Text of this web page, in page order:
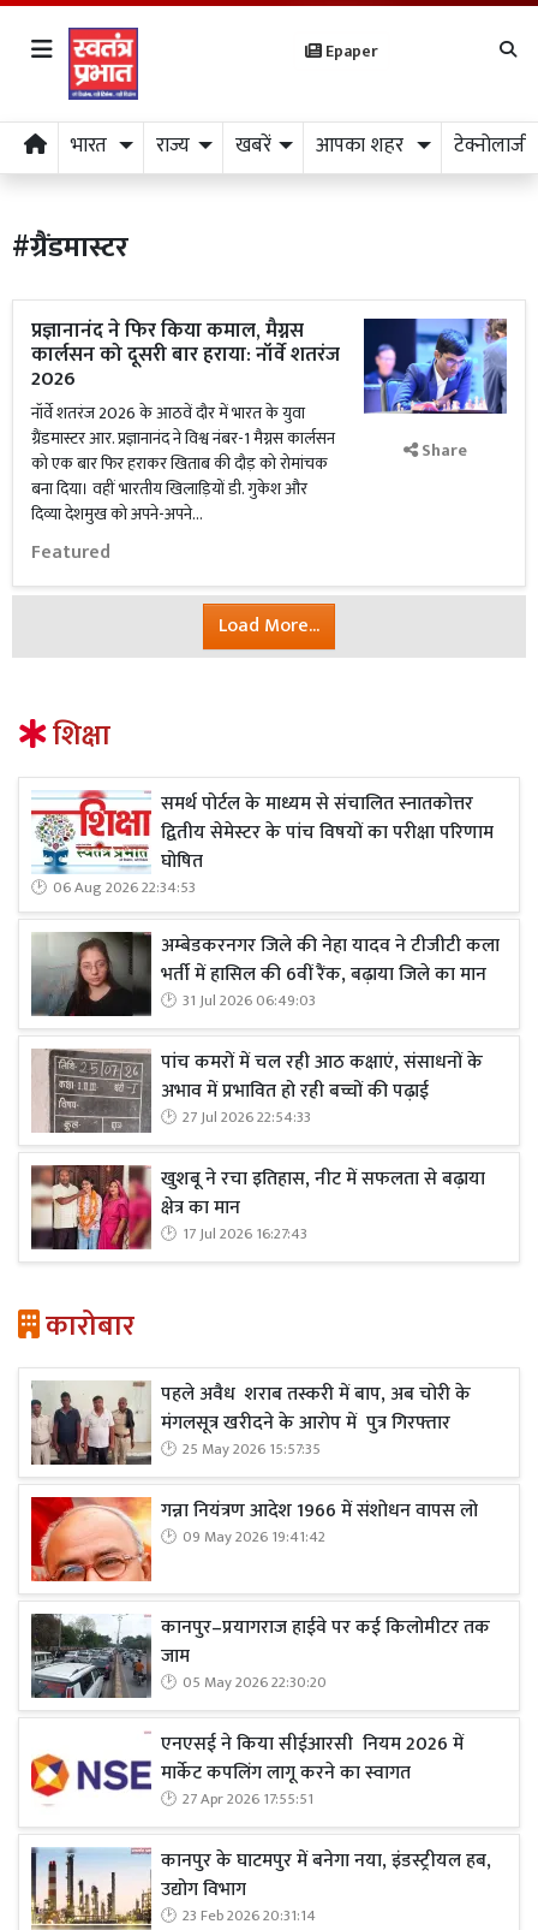
Epaper
भारत राज्य खबरें आपका शहर टेक्नोलाजी
#ग्रैंडमास्टर
प्रज्ञानानंद ने फिर किया कमाल, मैग्नस
कार्लसन को दूसरी बार हराया: नॉर्वे शतरंज
2026
नॉर्वे शतरंज 2026 के आठवें दौर में भारत के युवा
ग्रैंडमास्टर आर. प्रज्ञानानंद ने विश्व नंबर-1 मैग्नस कार्लसन
को एक बार फिर हराकर खिताब की दौड़ को रोमांचक
बना दिया। वहीं भारतीय खिलाड़ियों डी. गुकेश और
दिव्या देशमुख को अपने-अपने...
Featured
Share
Load More...
शिक्षा
समर्थ पोर्टल के माध्यम से संचालित स्नातकोत्तर
द्वितीय सेमेस्टर के पांच विषयों का परीक्षा परिणाम
घोषित
06 Aug 2026 22:34:53
अम्बेडकरनगर जिले की नेहा यादव ने टीजीटी कला
भर्ती में हासिल की 6वीं रैंक, बढ़ाया जिले का मान
31 Jul 2026 06:49:03
पांच कमरों में चल रही आठ कक्षाएं, संसाधनों के
अभाव में प्रभावित हो रही बच्चों की पढ़ाई
27 Jul 2026 22:54:33
खुशबू ने रचा इतिहास, नीट में सफलता से बढ़ाया
क्षेत्र का मान
17 Jul 2026 16:27:43
कारोबार
पहले अवैध शराब तस्करी में बाप, अब चोरी के
मंगलसूत्र खरीदने के आरोप में पुत्र गिरफ्तार
25 May 2026 15:57:35
गन्ना नियंत्रण आदेश 1966 में संशोधन वापस लो
09 May 2026 19:41:42
कानपुर–प्रयागराज हाईवे पर कई किलोमीटर तक
जाम
05 May 2026 22:30:20
एनएसई ने किया सीईआरसी नियम 2026 में
मार्केट कपलिंग लागू करने का स्वागत
27 Apr 2026 17:55:51
कानपुर के घाटमपुर में बनेगा नया, इंडस्ट्रीयल हब,
उद्योग विभाग
23 Feb 2026 20:31:14